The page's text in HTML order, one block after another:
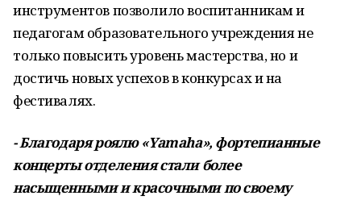
инструментов позволило воспитанникам и
педагогам образовательного учреждения не
только повысить уровень мастерства, но и
достичь новых успехов в конкурсах и на
фестивалях.
- Благодаря роялю «Yamaha», фортепианные
концерты отделения стали более
насыщенными и красочными по своему